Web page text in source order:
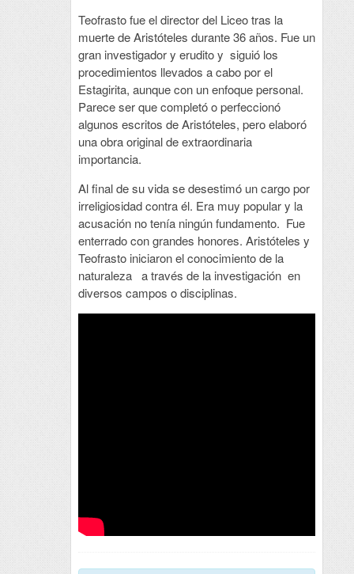
Teofrasto fue el director del Liceo tras la
muerte de Aristóteles durante 36 años. Fue un
gran investigador y erudito y siguió los
procedimientos llevados a cabo por el
Estagirita, aunque con un enfoque personal.
Parece ser que completó o perfeccionó
algunos escritos de Aristóteles, pero elaboró
una obra original de extraordinaria
importancia.
Al final de su vida se desestimó un cargo por
irreligiosidad contra él. Era muy popular y la
acusación no tenía ningún fundamento. Fue
enterrado con grandes honores. Aristóteles y
Teofrasto iniciaron el conocimiento de la
naturaleza a través de la investigación en
diversos campos o disciplinas.